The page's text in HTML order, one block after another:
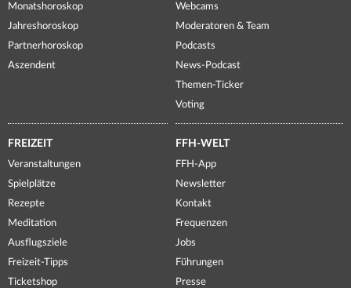
Monatshoroskop
Jahreshoroskop
Partnerhoroskop
Aszendent
Webcams
Moderatoren & Team
Podcasts
News-Podcast
Themen-Ticker
Voting
FREIZEIT
Veranstaltungen
Spielplätze
Rezepte
Meditation
Ausflugsziele
Freizeit-Tipps
Ticketshop
FFH-WELT
FFH-App
Newsletter
Kontakt
Frequenzen
Jobs
Führungen
Presse